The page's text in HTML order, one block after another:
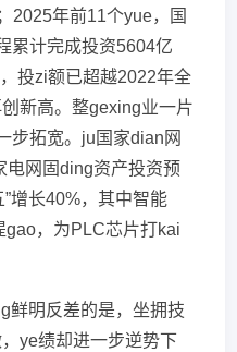
2025年前11个yue，国
累计完成投资5604亿
投zi额已超越2022年全
新高。整gexing业一片
步拓宽。ju国家dian网
电网固ding资产投资预
增长40%，其中智能
gao，为PLC芯片打kai
鲜明反差的是，坐拥技
ye绩却进一步逆势下